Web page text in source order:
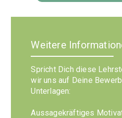
Weitere
Spricht Dich diese
wir uns auf Deine
Unterlagen:
Aussagekräftiges